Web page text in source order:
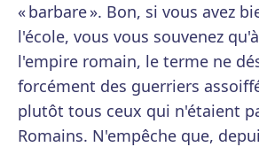
« barbare ». Bon, si vous avez
l'école, vous vous souvenez
l'empire romain, le terme ne
forcément des guerriers
plutôt tous ceux qui n'étaient
Romains. N'empêche que,